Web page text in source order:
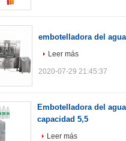
embotelladora del
Leer más
2020-07-29 21:45:37
Embotelladora del
capacidad 5,5
Leer más